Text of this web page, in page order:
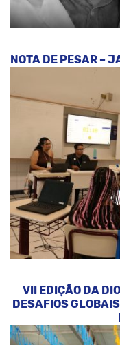
NOTA DE PESAR –
VII EDIÇÃO DA
DESAFIOS